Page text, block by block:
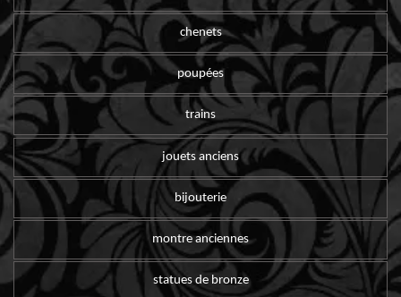
chenets
poupées
trains
jouets anciens
bijouterie
montre anciennes
statues de bronze